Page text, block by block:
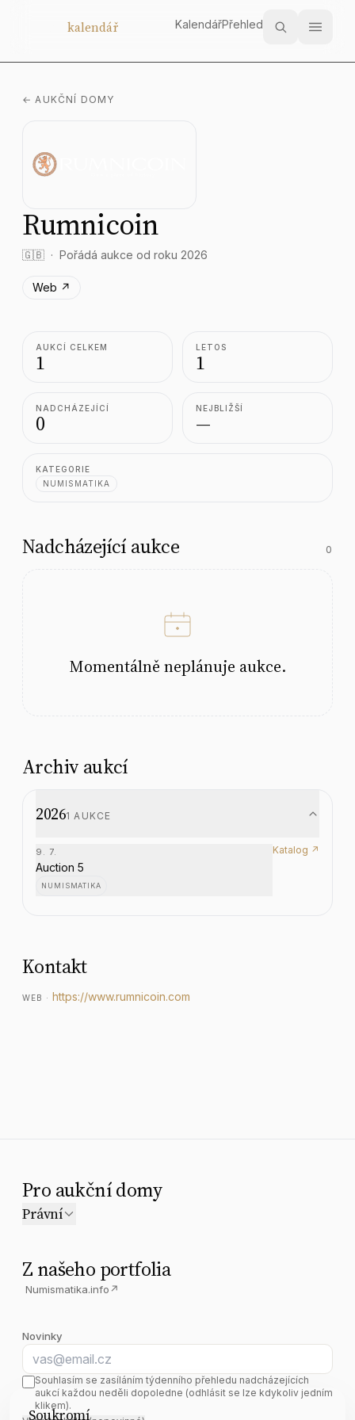
Soukromí
kalendář KalendářPřehled
← AUKČNÍ DOMY
Rumnicoin
🇬🇧 Pořádá aukce od roku 2026
Web ↗
AUKCÍ CELKEM
1
LETOS
1
NADCHÁZEJÍCÍ
0
NEJBLIŽŠÍ
—
KATEGORIE
NUMISMATIKA
Nadcházející aukce 0
Momentálně neplánuje aukce.
Archiv aukcí
20261 AUKCE
9. 7.
Auction 5
NUMISMATIKA
Katalog ↗
Kontakt
WEB · https://www.rumnicoin.com
Pro aukční domy
Právní
Z našeho portfolia
Numismatika.info ↗
Novinky
E-mail
Souhlasím se zasíláním týdenního přehledu nadcházejících
aukcí každou neděli dopoledne (odhlásit se lze kdykoliv jedním
klikem).